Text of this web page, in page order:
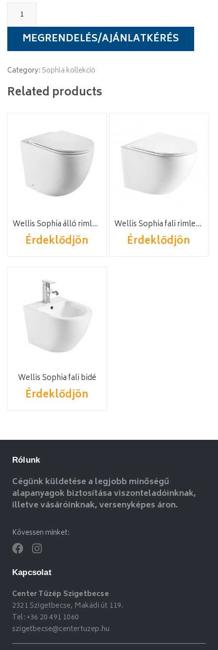
Wellis
Sophia
monoblokkos
quantityMEGRENDELÉS/AJÁNLATKÉRÉS
Category:Sophia kollekció
Related products
Wellis Sophia álló rimless WC
Érdeklődjön
Wellis Sophia fali rimless WC
Érdeklődjön
Wellis Sophia fali bidé
Érdeklődjön
Rólunk
Cégünk küldetése a legjobb minőségű
alapanyagok biztosítása viszonteladóinknak,
illetve vásáróinknak, versenyképes áron.
Kövessen minket:
Kapcsolat
Center Tüzép Szigetbecse
2321 Szigetbecse, Makádi út 119.
Tel:+36 20 491 1060
szigetbecse@centertuzep.hu